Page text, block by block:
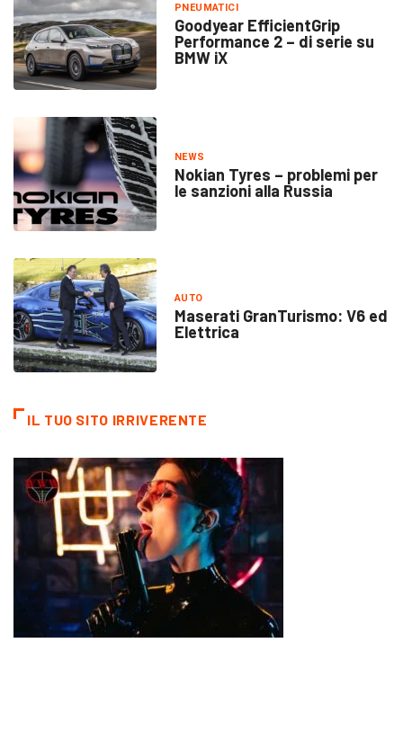
PNEUMATICI
Goodyear EfficientGrip
Performance 2 – di serie su
BMW iX
NEWS
Nokian Tyres – problemi per
le sanzioni alla Russia
AUTO
Maserati GranTurismo: V6 ed
Elettrica
IL TUO SITO IRRIVERENTE